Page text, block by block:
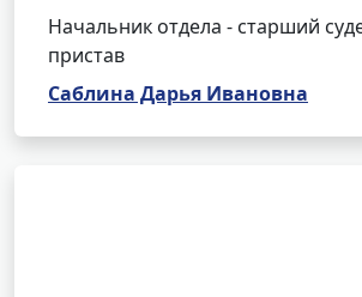
Начальник отдела - старший
пристав
Саблина Дарья Ивановна